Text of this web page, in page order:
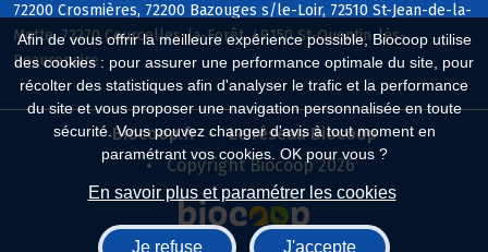
Afin de vous offrir la meilleure expérience possible, Biocoop utilise
des cookies : pour assurer une performance optimale du site, pour
récolter des statistiques afin d'analyser le trafic et la performance
du site et vous proposer une navigation personnalisée en toute
sécurité. Vous pouvez changer d'avis à tout moment en
paramétrant vos cookies. OK pour vous ?
En savoir plus et paramétrer les cookies
Je refuse J'accepte
72200 Crosmières, 72200 Bazouges s/le-Loir, 72510 St-Jean-de-la-
Motte, 72270 Courcelles-la-Forêt, 49150 St-Quentin-lès-
Beaurepaire
Biocoop.fr
Le réseau Biocoop
Copyright Biocoop 2026